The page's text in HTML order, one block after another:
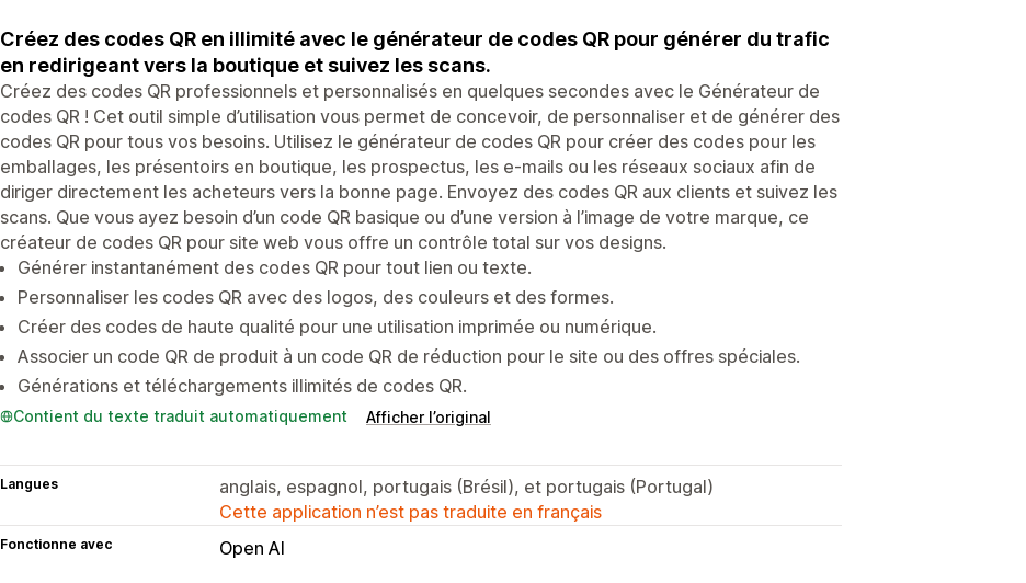
Créez des codes QR en illimité avec le générateur de codes QR pour générer du trafic
en redirigeant vers la boutique et suivez les scans.
Créez des codes QR professionnels et personnalisés en quelques secondes avec le Générateur de
codes QR ! Cet outil simple d’utilisation vous permet de concevoir, de personnaliser et de générer des
codes QR pour tous vos besoins. Utilisez le générateur de codes QR pour créer des codes pour les
emballages, les présentoirs en boutique, les prospectus, les e-mails ou les réseaux sociaux afin de
diriger directement les acheteurs vers la bonne page. Envoyez des codes QR aux clients et suivez les
scans. Que vous ayez besoin d’un code QR basique ou d’une version à l’image de votre marque, ce
créateur de codes QR pour site web vous offre un contrôle total sur vos designs.
Générer instantanément des codes QR pour tout lien ou texte.
Personnaliser les codes QR avec des logos, des couleurs et des formes.
Créer des codes de haute qualité pour une utilisation imprimée ou numérique.
Associer un code QR de produit à un code QR de réduction pour le site ou des offres spéciales.
Générations et téléchargements illimités de codes QR.
Contient du texte traduit automatiquement Afficher l’original
Langues
anglais, espagnol, portugais (Brésil), et portugais (Portugal)
Cette application n’est pas traduite en français
Fonctionne avec Open AI